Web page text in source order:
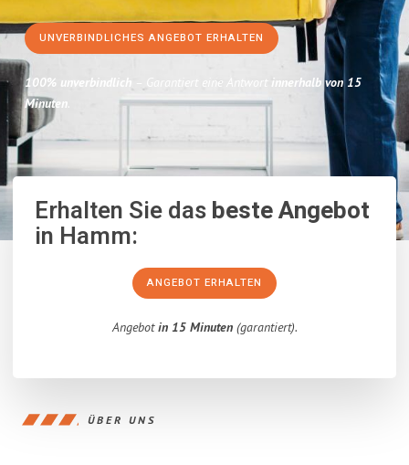
UNVERBINDLICHES ANGEBOT ERHALTEN
100% unverbindlich – Garantiert eine Antwort innerhalb von 15
Minuten.
Erhalten Sie dasbeste Angebot
in Hamm:
ANGEBOT ERHALTEN
Angebotin 15 Minuten(garantiert).
ÜBER UNS